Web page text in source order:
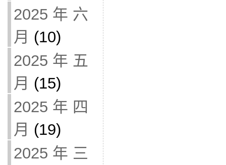
2025 年 六
月 (10)
2025 年 五
月 (15)
2025 年 四
月 (19)
2025 年 三